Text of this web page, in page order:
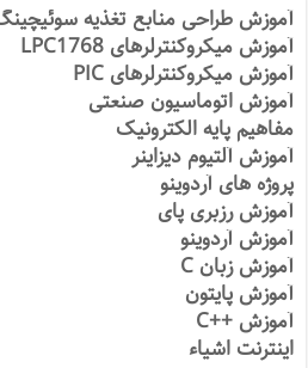
آموزش طراحی منابع تغذیه
آموزش میکروکنترلرهای LPC1768
آموزش میکروکنترلرهای PIC
آموزش اتوماسیون صنعتی
مفاهیم پایه الکترونیک
آموزش آلتیوم دیزاینر
پروژه های آردوینو
آموزش رزبری پای
آموزش آردوینو
آموزش زبان C
آموزش پایتون
آموزش ++C
اینترنت اشیاء